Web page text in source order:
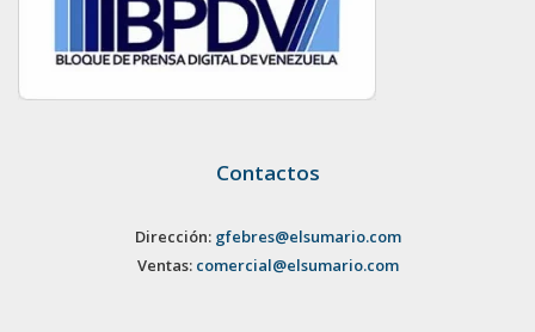
Contactos
Dirección: gfebres@elsumario.com
Ventas: comercial@elsumario.com